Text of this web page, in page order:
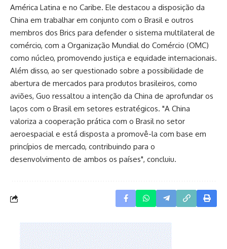
América Latina e no Caribe. Ele destacou a disposição da
China em trabalhar em conjunto com o Brasil e outros
membros dos Brics para defender o sistema multilateral de
comércio, com a Organização Mundial do Comércio (OMC)
como núcleo, promovendo justiça e equidade internacionais.
Além disso, ao ser questionado sobre a possibilidade de
abertura de mercados para produtos brasileiros, como
aviões, Guo ressaltou a intenção da China de aprofundar os
laços com o Brasil em setores estratégicos. "A China
valoriza a cooperação prática com o Brasil no setor
aeroespacial e está disposta a promovê-la com base em
princípios de mercado, contribuindo para o
desenvolvimento de ambos os países", concluiu.